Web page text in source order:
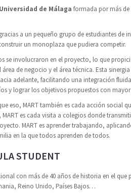
Universidad de Málaga formada por más
a un pequeño grupo de estudiantes de
un monoplaza que pudiera competir.
se involucraron en el proyecto, lo que
de negocio y el área técnica. Esta
adelante, facilitando una integración
y lograr los objetivos propuestos con
eso, MART también es cada acción social
es cada visita a colegios donde
MART es aprender trabajando,
en la que todos aprenden de todos.
STUDENT
con más de 40 años de historia en el que
Reino Unido, Países Bajos…